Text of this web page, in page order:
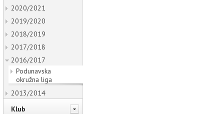
2020/2021
2019/2020
2018/2019
2017/2018
2016/2017
Podunavska
okružna liga
2013/2014
Klub